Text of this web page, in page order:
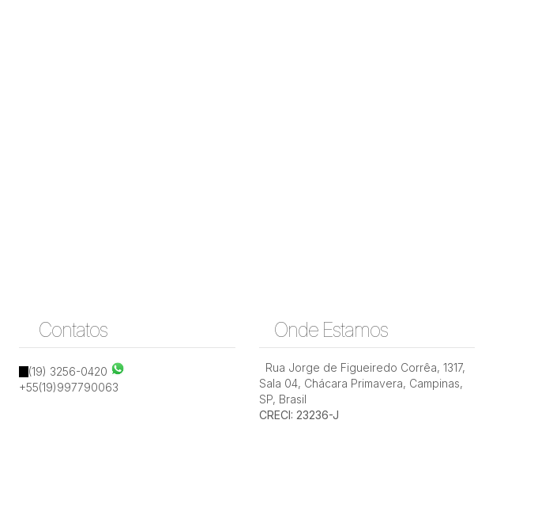
Contatos
(19) 3256-0420
+55(19)997790063
Onde Estamos
Rua Jorge de Figueiredo Corrêa, 1317,
Sala 04, Chácara Primavera, Campinas,
SP, Brasil
CRECI: 23236-J